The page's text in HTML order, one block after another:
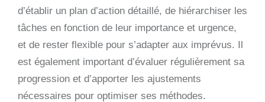
d’établir un plan d’action détaillé, de hiérarchiser les
tâches en fonction de leur importance et urgence,
et de rester flexible pour s’adapter aux imprévus. Il
est également important d’évaluer régulièrement sa
progression et d’apporter les ajustements
nécessaires pour optimiser ses méthodes.